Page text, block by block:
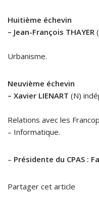
Huitième échevin
– Jean-François THAYER
Urbanisme.
Neuvième échevin
– Xavier LIENART (N)
Relations avec les
– Informatique.
– Présidente du CPAS :
Partager cet article